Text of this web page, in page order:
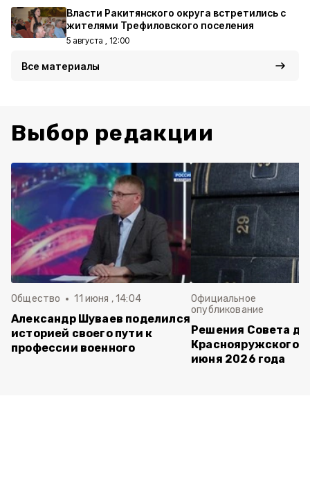
Власти Ракитянского округа встретились с
жителями Трефиловского поселения
5 августа , 12:00
Все материалы
Выбор редакции
Общество 11 июня , 14:04
Александр Шуваев поделился
историей своего пути к
профессии военного
Официальное
опубликование
Решения Совета
Краснояружского
июня 2026 года